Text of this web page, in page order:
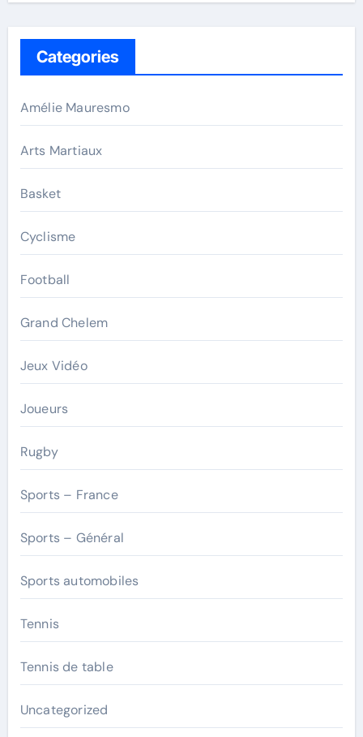
Categories
Amélie Mauresmo
Arts Martiaux
Basket
Cyclisme
Football
Grand Chelem
Jeux Vidéo
Joueurs
Rugby
Sports – France
Sports – Général
Sports automobiles
Tennis
Tennis de table
Uncategorized